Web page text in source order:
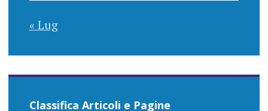
« Lug
Classifica Articoli e Pagine